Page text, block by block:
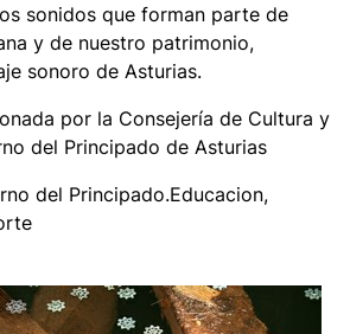
sonidos que forman parte de
y de nuestro patrimonio,
sonoro de Asturias.
por la Consejería de Cultura y
del Principado de Asturias